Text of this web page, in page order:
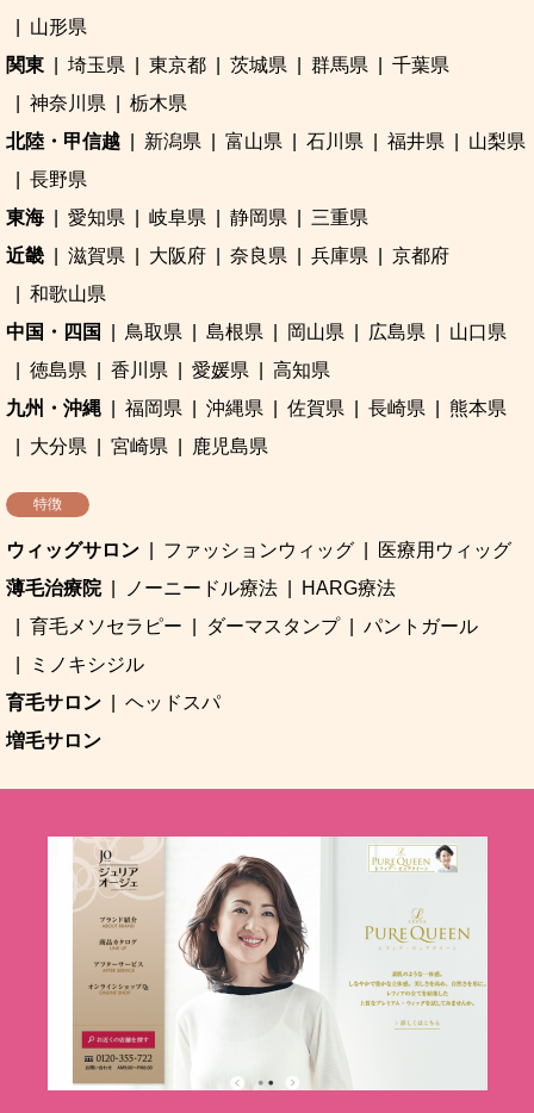
山形県
関東
埼玉県 東京都 茨城県 群馬県
千葉県
神奈川県
栃木県
北陸・甲信越
新潟県 富山県 石川県 福井県
山梨県
長野県
東海
愛知県 岐阜県 静岡県
三重県
近畿
滋賀県 大阪府 奈良県 兵庫県
京都府
和歌山県
中国・四国
鳥取県 島根県 岡山県 広島県
山口県
徳島県
香川県 愛媛県
高知県
九州・沖縄
福岡県 沖縄県 佐賀県 長崎県
熊本県
大分県
宮崎県 鹿児島県
特徴
ウィッグサロン ファッションウィッグ
医療用ウィッグ
薄毛治療院
ノーニードル療法
HARG療法
育毛メソセラピー
ダーマスタンプ
パントガール
ミノキシジル
育毛サロン
ヘッドスパ
増毛サロン